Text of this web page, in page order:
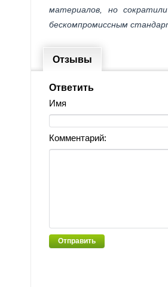
материалов, но
бескомпромиссным
Отзывы
Ответить
Имя
Комментарий:
Отправить